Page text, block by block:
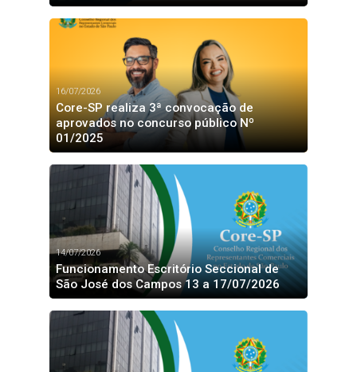
16/07/2026
Core-SP realiza 3ª convocação de
aprovados no concurso público Nº
01/2025
14/07/2026
Funcionamento Escritório Seccional de
São José dos Campos 13 a 17/07/2026